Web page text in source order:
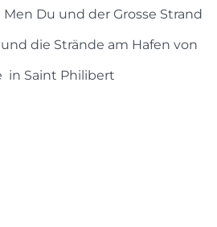
Du und der Grosse Strand
die Strände am Hafen von
in Saint Philibert